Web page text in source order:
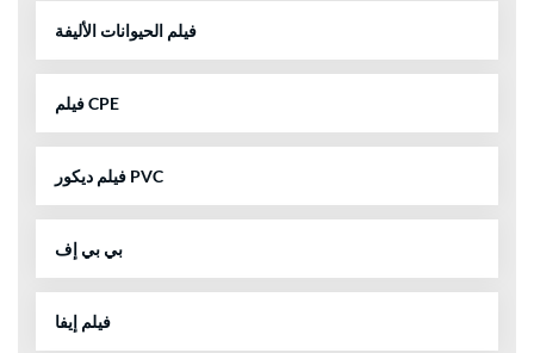
فيلم الحيوانات الأليفة
فيلم CPE
فيلم ديكور PVC
بي بي إف
فيلم إيفا